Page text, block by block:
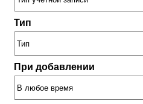
Тип
При добавлении